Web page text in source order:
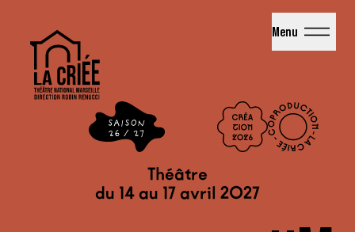
Menu
Théâtre
du 14 au 17 avril 2027